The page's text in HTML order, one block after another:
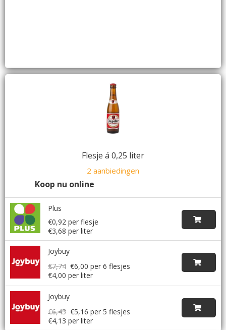
Flesje á 0,25 liter
2 aanbiedingen
Koop nu online
Plus
€0,92 per flesje
€3,68 per liter
Joybuy
€7,74 €6,00 per 6 flesjes
€4,00 per liter
Joybuy
€6,45 €5,16 per 5 flesjes
€4,13 per liter